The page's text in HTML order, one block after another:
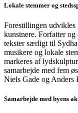
Lokale stemmer og
Forestillingen udvikles
kunstnere. Forfatter
tekster særligt til
musikere og lokale
markeres af
samarbejde med fem
Niels Gade og Anders
Samarbejde med byens